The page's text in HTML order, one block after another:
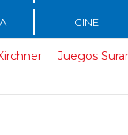
CINE
Juegos